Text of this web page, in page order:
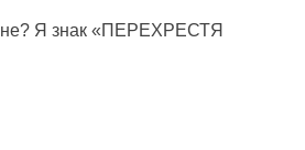
Я знак «ПЕРЕХРЕСТЯ